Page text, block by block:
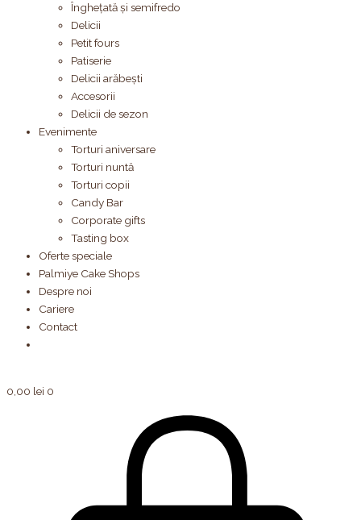
Înghețată și semifredo
Delicii
Petit fours
Patiserie
Delicii arăbești
Accesorii
Delicii de sezon
Evenimente
Torturi aniversare
Torturi nuntă
Torturi copii
Candy Bar
Corporate gifts
Tasting box
Oferte speciale
Palmiye Cake Shops
Despre noi
Cariere
Contact
0,00 lei 0